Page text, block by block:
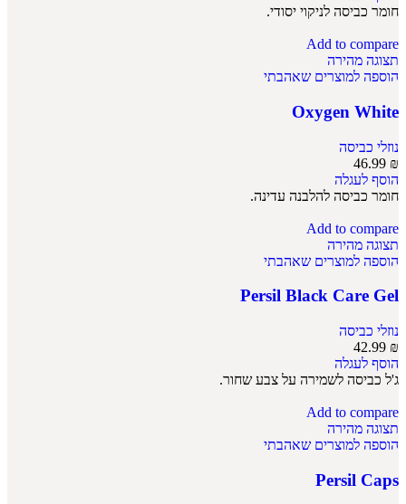
חומר כביסה לניקוי יסודי.
Add to compare
תצוגה מהירה
הוספה למוצרים שאהבתי
Oxygen White
נוזלי כביסה
46.99 ₪
הוסף לעגלה
חומר כביסה להלבנה עדינה.
Add to compare
תצוגה מהירה
הוספה למוצרים שאהבתי
Persil Black Care Gel
נוזלי כביסה
42.99 ₪
הוסף לעגלה
ג'ל כביסה לשמירה על צבע שחור.
Add to compare
תצוגה מהירה
הוספה למוצרים שאהבתי
Persil Caps